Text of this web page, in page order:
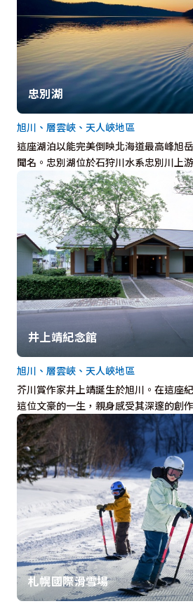
忠別湖
這座湖泊以能完美倒映北海道最高峰旭
聞名。忠別湖位於石狩川水系忠別川上
旭川、層雲峽、天人峽地區
井上靖紀念館
芥川賞作家井上靖誕生於旭川。在這座
這位文豪的一生，親身感受其深邃的創
旭川、層雲峽、天人峽地區
札幌國際滑雪場